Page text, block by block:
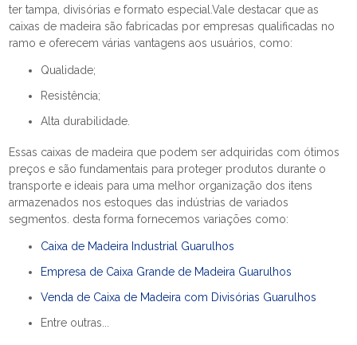
ter tampa, divisórias e formato especial.Vale destacar que as
caixas de madeira são fabricadas por empresas qualificadas no
ramo e oferecem várias vantagens aos usuários, como:
Qualidade;
Resistência;
Alta durabilidade.
Essas caixas de madeira que podem ser adquiridas com ótimos
preços e são fundamentais para proteger produtos durante o
transporte e ideais para uma melhor organização dos itens
armazenados nos estoques das indústrias de variados
segmentos. desta forma fornecemos variações como:
Caixa de Madeira Industrial Guarulhos
Empresa de Caixa Grande de Madeira Guarulhos
Venda de Caixa de Madeira com Divisórias Guarulhos
Entre outras...